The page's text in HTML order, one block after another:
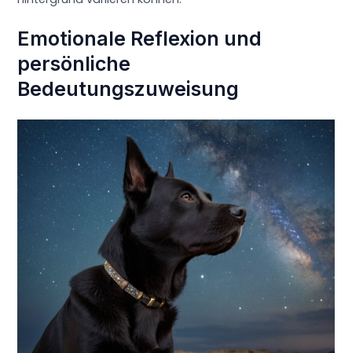
Emotionale Reflexion und
persönliche
Bedeutungszuweisung